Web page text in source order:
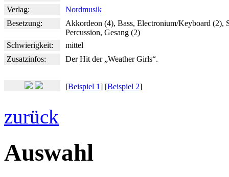
Verlag:
Nordmusik
Besetzung:
Akkordeon (4), Bass, Electronium/Keyboard (2),
Percussion, Gesang (2)
Schwierigkeit:
mittel
Zusatzinfos:
Der Hit der „Weather Girls“.
[Beispiel 1] [Beispiel 2]
zurück
Auswahl